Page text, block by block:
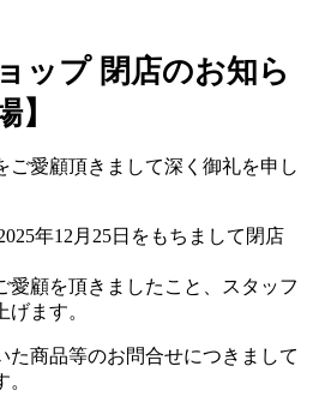
ップ 閉店のお知ら
】
ご愛顧頂きまして深く御礼を申し
年12月25日をもちまして閉店
愛顧を頂きましたこと、スタッフ
ます。
た商品等のお問合せにつきまして